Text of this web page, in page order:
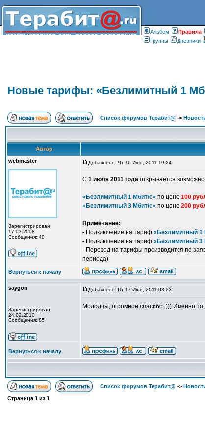
Альбом
Правилa
Группы
Дневники
Новые тарифы: «Безлимитный 1
Список форумов Терабит@ ->
Автор
webmaster
Зарегистрирован:
17.03.2008
Сообщения: 40
Добавлено: Чт 16 Июн, 2011 19:24
С 1 июля 2011 года открывается
«Безлимитный 1 Мбит/с» по цене 100
«Безлимитный 3 Мбит/с» по цене 200
Примечание:
- Подключение на тариф «Безлимитный 1
- Подключение на тариф «Безлимитный 3
- Переход на тарифы производится по
периода)
Вернуться к началу
saygon
Зарегистрирован:
24.02.2010
Сообщения: 85
Добавлено: Пт 17 Июн, 2011 08:23
Молодцы, огромное спасибо :))) Именно
Вернуться к началу
Список форумов Терабит@ ->
Страница 1 из 1